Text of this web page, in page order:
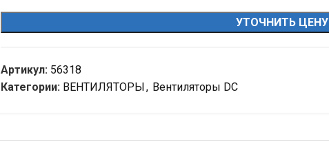
УТОЧНИТЬ ЦЕНУ
Артикул: 56318
Категории: ВЕНТИЛЯТОРЫ, Вентиляторы DC